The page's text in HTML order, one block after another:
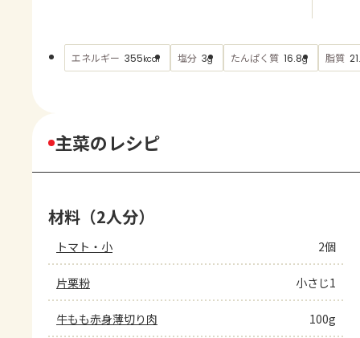
エネルギー 355kcal 塩分 3g たんぱく質 16.8g 脂質
主菜のレシピ
材料（2人分）
トマト・小 2個
片栗粉 小さじ1
牛もも赤身薄切り肉 100g